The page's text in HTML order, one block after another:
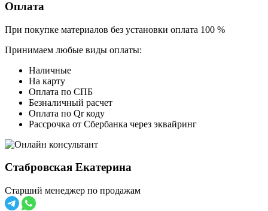
Оплата
При покупке материалов без установки оплата 100 %
Принимаем любые виды оплаты:
Наличные
На карту
Оплата по СПБ
Безналичный расчет
Оплата по Qr коду
Рассрочка от Сбербанка через эквайринг
Стабровская Екатерина
Старший менеджер по продажам